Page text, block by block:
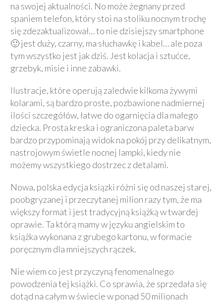
na swojej aktualności. No może żegnany przed
spaniem telefon, który stoi na stoliku nocnym trochę
się zdezaktualizował… to nie dzisiejszy smartphone
🙂 jest duży, czarny, ma słuchawkę i kabel… ale poza
tym wszystko jest jak dziś. Jest kolacja i sztućce,
grzebyk, misie i inne zabawki.
Ilustracje, które operują zaledwie kilkoma żywymi
kolarami, są bardzo proste, pozbawione nadmiernej
ilości szczegółów, łatwe do ogarnięcia dla małego
dziecka. Prosta kreska i ograniczona paleta barw
bardzo przypominają widok na pokój przy delikatnym,
nastrojowym świetle nocnej lampki, kiedy nie
możemy wszystkiego dostrzec z detalami.
Nowa, polska edycja ksiązki różni się od naszej starej,
poobgryzanej i przeczytanej milion razy tym, że ma
większy format i jest tradycyjną książką w twardej
oprawie. Ta którą mamy w języku angielskim to
książka wykonana z grubego kartonu, w formacie
poręcznym dla mniejszych rączek.
Nie wiem co jest przyczyną fenomenalnego
powodzenia tej książki. Co sprawia, że sprzedała się
dotąd na całym w świecie w ponad 50 milionach